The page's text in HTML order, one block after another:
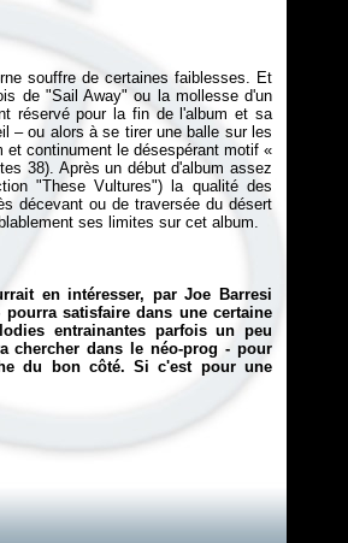
souffre de certaines faiblesses. Et
de "Sail Away" ou la mollesse d'un
réservé pour la fin de l'album et sa
– ou alors à se tirer une balle sur les
continument le désespérant motif «
38). Après un début d'album assez
"These Vultures") la qualité des
décevant ou de traversée du désert
en intéresser, par Joe Barresi
satisfaire dans une certaine
entrainantes parfois un peu
chercher dans le néo-prog - pour
du bon côté. Si c'est pour une